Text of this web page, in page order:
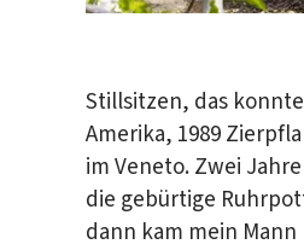
Stillsitzen, das
Amerika, 1989
im Veneto. Zwei
die gebürtige
dann kam mein